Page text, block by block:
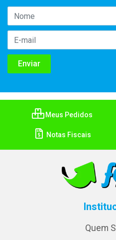
Meus Pedidos
Notas Fiscais
Quem